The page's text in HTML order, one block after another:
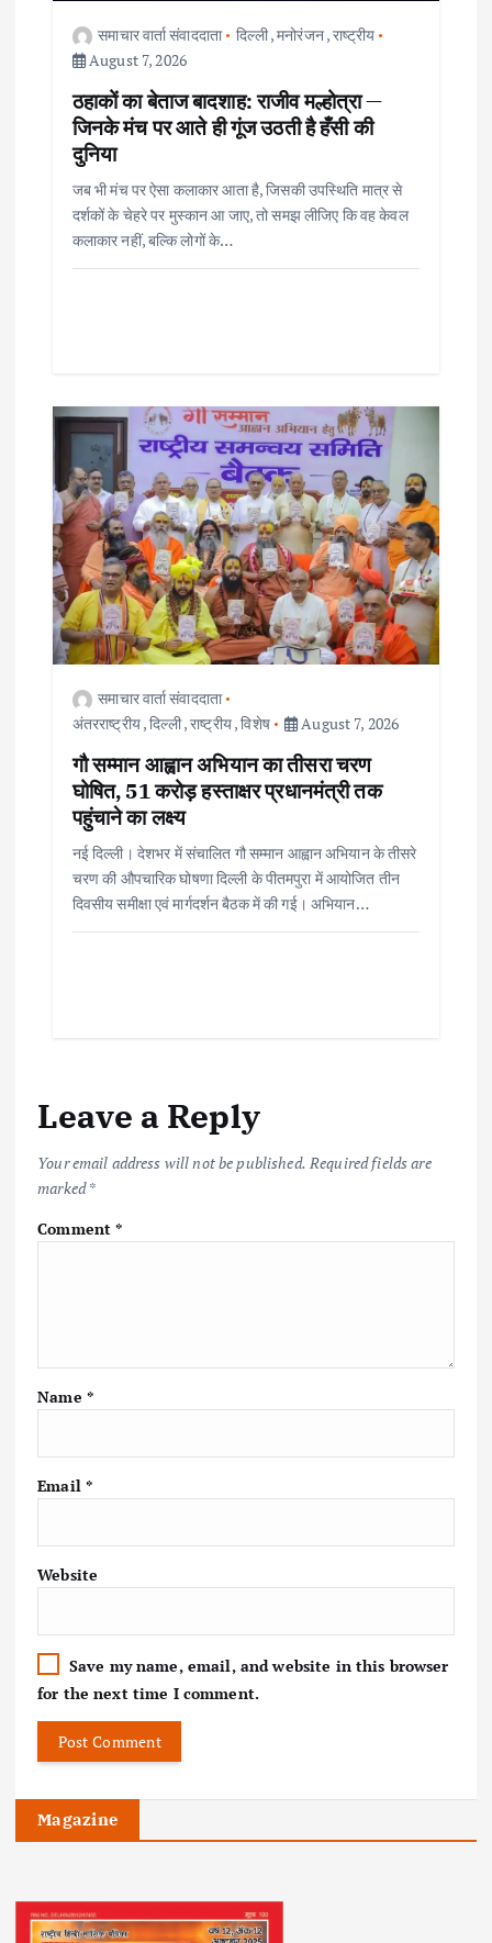
समाचार वार्ता संवाददाता दिल्ली,मनोरंजन,राष्ट्रीय
August 7, 2026
ठहाकों का बेताज बादशाह: राजीव मल्होत्रा —
जिनके मंच पर आते ही गूंज उठती है हँसी की
दुनिया
जब भी मंच पर ऐसा कलाकार आता है, जिसकी उपस्थिति मात्र से
दर्शकों के चेहरे पर मुस्कान आ जाए, तो समझ लीजिए कि वह केवल
कलाकार नहीं, बल्कि लोगों के…
समाचार वार्ता संवाददाता
अंतरराष्ट्रीय,दिल्ली,राष्ट्रीय,विशेष August 7, 2026
गौ सम्मान आह्वान अभियान का तीसरा चरण
घोषित, 51 करोड़ हस्ताक्षर प्रधानमंत्री तक
पहुंचाने का लक्ष्य
नई दिल्ली। देशभर में संचालित गौ सम्मान आह्वान अभियान के तीसरे
चरण की औपचारिक घोषणा दिल्ली के पीतमपुरा में आयोजित तीन
दिवसीय समीक्षा एवं मार्गदर्शन बैठक में की गई। अभियान…
Leave a Reply
Your email address will not be published. Required fields are
marked*
Comment*
Name *
Email *
Website
Save my name, email, and website in this browser
for the next time I comment.
Magazine